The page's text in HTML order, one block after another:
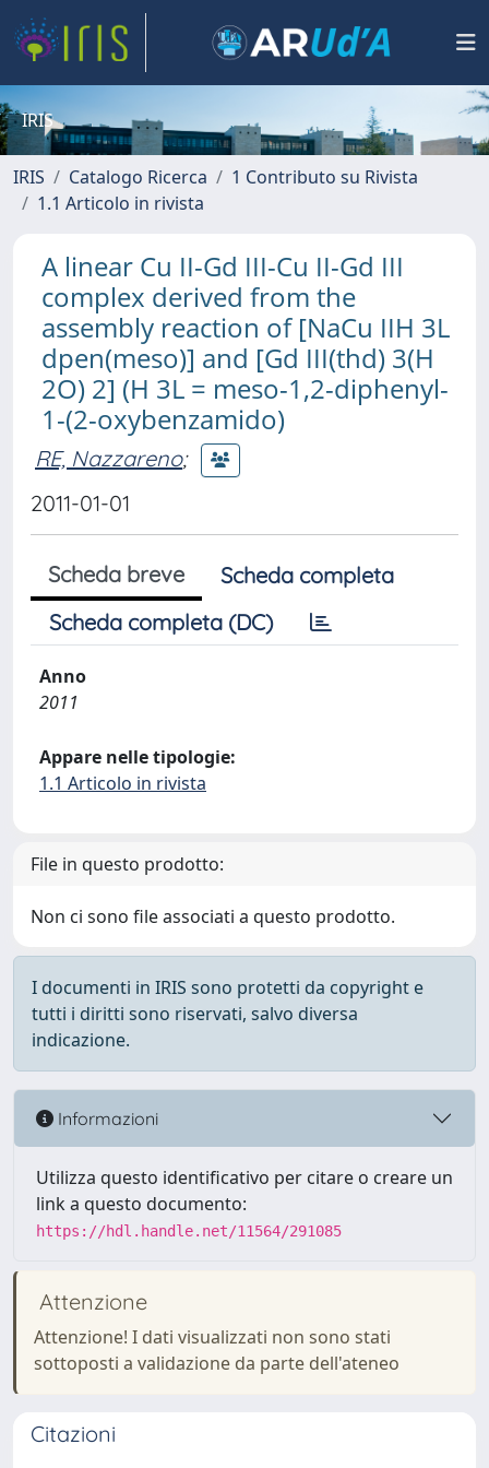
IRIS
IRIS Catalogo Ricerca
1 Contributo su Rivista
1.1 Articolo in rivista
A linear Cu II-Gd III-Cu II-Gd III
complex derived from the
assembly reaction of [NaCu IIH 3L
dpen(meso)] and [Gd III(thd) 3(H
2O) 2] (H 3L = meso-1,2-diphenyl-
1-(2-oxybenzamido)
RE, Nazzareno;
2011-01-01
Scheda breve
Scheda completa
Scheda completa (DC)
Anno
2011
Appare nelle tipologie:
1.1 Articolo in rivista
File in questo prodotto:
Non ci sono file associati a questo prodotto.
I documenti in IRIS sono protetti da copyright e
tutti i diritti sono riservati, salvo diversa
indicazione.
Informazioni
Utilizza questo identificativo per citare o creare un
link a questo documento:
https://hdl.handle.net/11564/291085
Attenzione
Attenzione! I dati visualizzati non sono stati
sottoposti a validazione da parte dell'ateneo
Citazioni